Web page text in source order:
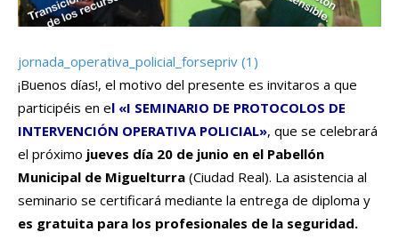
jornada_operativa_policial_forsepriv (1)
¡Buenos días!, el motivo del presente es invitaros a que
participéis en el «I SEMINARIO DE PROTOCOLOS DE
INTERVENCIÓN OPERATIVA POLICIAL», que se celebrará
el próximo jueves día 20 de junio en el Pabellón
Municipal de Miguelturra (Ciudad Real). La asistencia al
seminario se certificará mediante la entrega de diploma y
es gratuita para los profesionales de la seguridad.